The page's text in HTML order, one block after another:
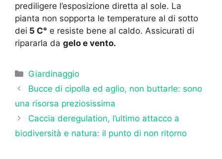
prediligere l’esposizione diretta al sole. La
pianta non sopporta le temperature al di sotto
dei 5 C° e resiste bene al caldo. Assicurati di
ripararla da gelo e vento.
Categorie
Giardinaggio
Bucce di cipolla ed aglio, non buttarle: sono
una risorsa preziosissima
Caccia deregulation, l’ultimo attacco a
biodiversità e natura: il punto di non ritorno